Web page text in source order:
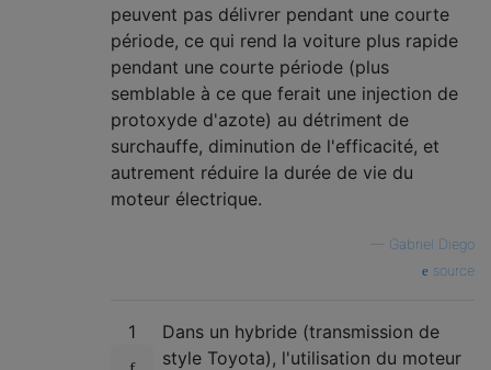
peuvent pas délivrer pendant une courte
période, ce qui rend la voiture plus rapide
pendant une courte période (plus
semblable à ce que ferait une injection de
protoxyde d'azote) au détriment de
surchauffe, diminution de l'efficacité, et
autrement réduire la durée de vie du
moteur électrique.
Gabriel Diego
source
1
Dans un hybride (transmission de
style Toyota), l'utilisation du moteur